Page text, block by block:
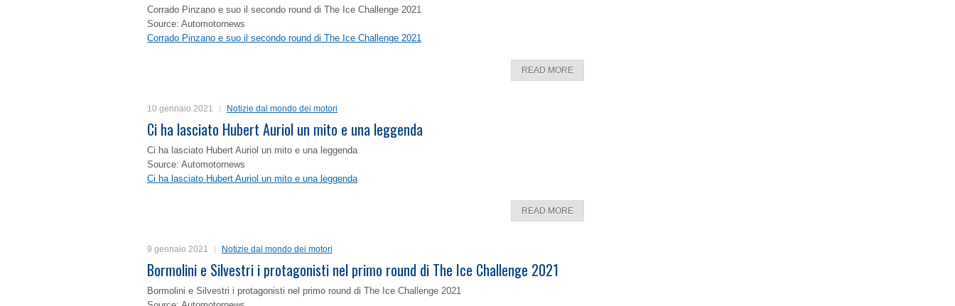
Corrado Pinzano e suo il secondo round di The Ice Challenge 2021
Source: Automotornews
Corrado Pinzano e suo il secondo round di The Ice Challenge 2021
READ MORE
10 gennaio 2021 Notizie dal mondo dei motori
Ci ha lasciato Hubert Auriol un mito e una leggenda
Ci ha lasciato Hubert Auriol un mito e una leggenda
Source: Automotornews
Ci ha lasciato Hubert Auriol un mito e una leggenda
READ MORE
9 gennaio 2021 Notizie dal mondo dei motori
Bormolini e Silvestri i protagonisti nel primo round di The Ice Challenge 2021
Bormolini e Silvestri i protagonisti nel primo round di The Ice Challenge 2021